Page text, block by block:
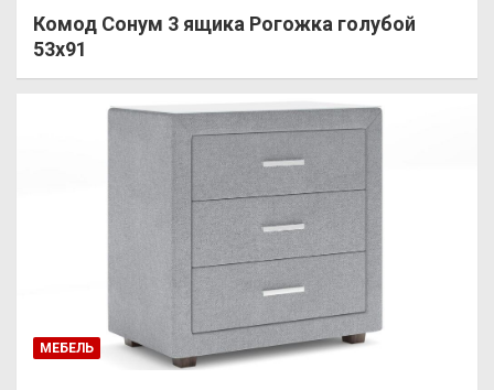
Комод Сонум 3 ящика Рогожка голубой
53х91
МЕБЕЛЬ